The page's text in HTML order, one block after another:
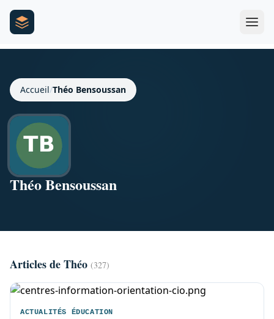
Accueil/Théo Bensoussan
Théo Bensoussan
Articles de Théo (327)
ACTUALITÉS ÉDUCATION